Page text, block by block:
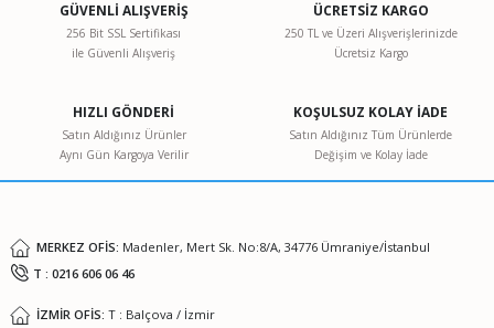
GÜVENLİ ALIŞVERİŞ
256 Bit SSL Sertifikası
ile Güvenli Alışveriş
ÜCRETSİZ KARGO
250 TL ve Üzeri Alışverişlerinizde
Ücretsiz Kargo
HIZLI GÖNDERİ
Satın Aldığınız Ürünler
Aynı Gün Kargoya Verilir
KOŞULSUZ KOLAY İADE
Satın Aldığınız Tüm Ürünlerde
Değişim ve Kolay İade
MERKEZ OFİS: Madenler, Mert Sk. No:8/A, 34776 Ümraniye/İstanbul
T : 0216 606 06 46
İZMİR OFİS: T : Balçova / İzmir